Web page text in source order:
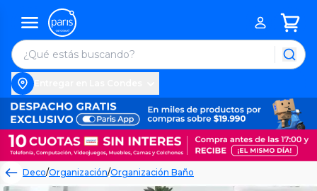
Deco/Organización/Organización Baño